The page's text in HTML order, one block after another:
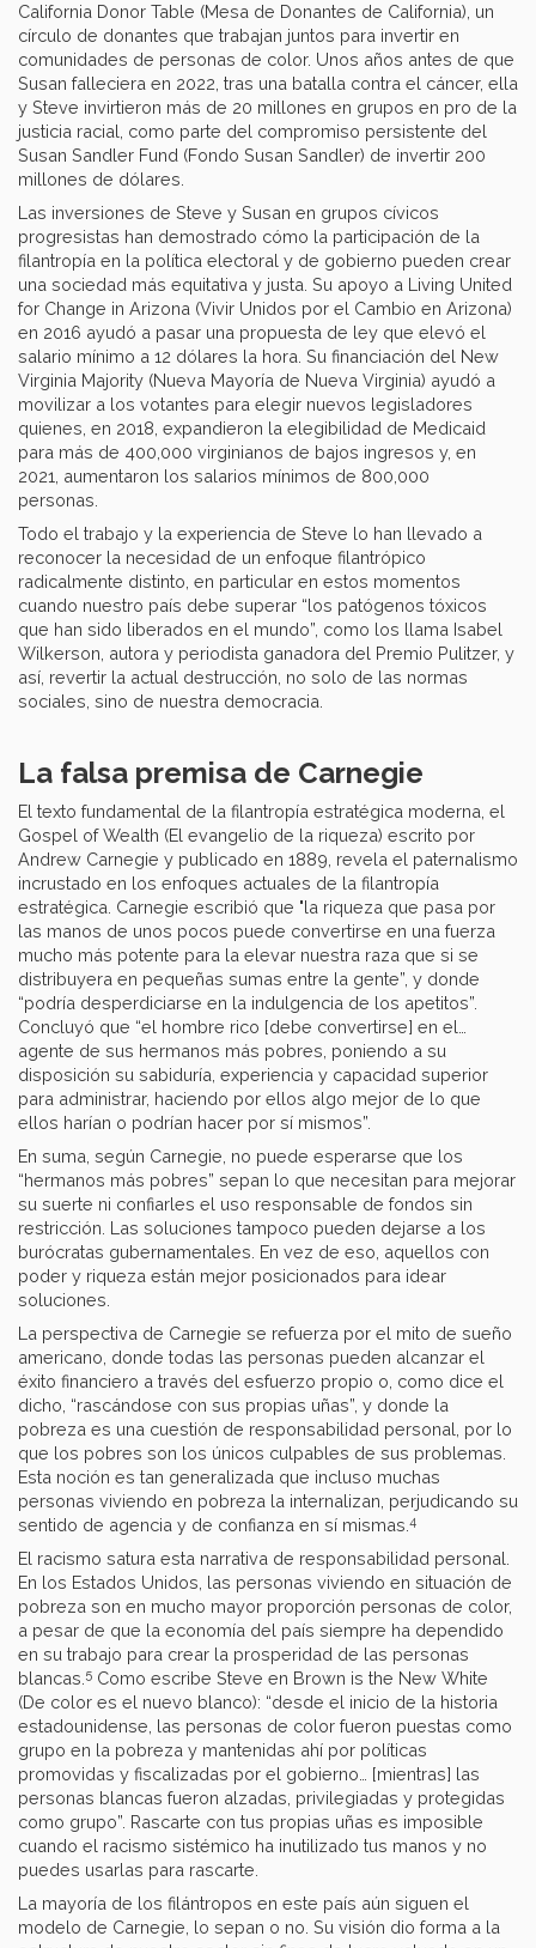
California Donor Table (Mesa de Donantes de California), un
círculo de donantes que trabajan juntos para invertir en
comunidades de personas de color. Unos años antes de que
Susan falleciera en 2022, tras una batalla contra el cáncer, ella
y Steve invirtieron más de 20 millones en grupos en pro de la
justicia racial, como parte del compromiso persistente del
Susan Sandler Fund (Fondo Susan Sandler) de invertir 200
millones de dólares.
Las inversiones de Steve y Susan en grupos cívicos
progresistas han demostrado cómo la participación de la
filantropía en la política electoral y de gobierno pueden crear
una sociedad más equitativa y justa. Su apoyo a Living United
for Change in Arizona (Vivir Unidos por el Cambio en Arizona)
en 2016 ayudó a pasar una propuesta de ley que elevó el
salario mínimo a 12 dólares la hora. Su financiación del New
Virginia Majority (Nueva Mayoría de Nueva Virginia) ayudó a
movilizar a los votantes para elegir nuevos legisladores
quienes, en 2018, expandieron la elegibilidad de Medicaid
para más de 400,000 virginianos de bajos ingresos y, en
2021, aumentaron los salarios mínimos de 800,000
personas.
Todo el trabajo y la experiencia de Steve lo han llevado a
reconocer la necesidad de un enfoque filantrópico
radicalmente distinto, en particular en estos momentos
cuando nuestro país debe superar “los patógenos tóxicos
que han sido liberados en el mundo”, como los llama Isabel
Wilkerson, autora y periodista ganadora del Premio Pulitzer, y
así, revertir la actual destrucción, no solo de las normas
sociales, sino de nuestra democracia.
La falsa premisa de Carnegie
El texto fundamental de la filantropía estratégica moderna, el
Gospel of Wealth (El evangelio de la riqueza) escrito por
Andrew Carnegie y publicado en 1889, revela el paternalismo
incrustado en los enfoques actuales de la filantropía
estratégica. Carnegie escribió que "la riqueza que pasa por
las manos de unos pocos puede convertirse en una fuerza
mucho más potente para la elevar nuestra raza que si se
distribuyera en pequeñas sumas entre la gente”, y donde
“podría desperdiciarse en la indulgencia de los apetitos”.
Concluyó que “el hombre rico [debe convertirse] en el…
agente de sus hermanos más pobres, poniendo a su
disposición su sabiduría, experiencia y capacidad superior
para administrar, haciendo por ellos algo mejor de lo que
ellos harían o podrían hacer por sí mismos”.
En suma, según Carnegie, no puede esperarse que los
“hermanos más pobres” sepan lo que necesitan para mejorar
su suerte ni confiarles el uso responsable de fondos sin
restricción. Las soluciones tampoco pueden dejarse a los
burócratas gubernamentales. En vez de eso, aquellos con
poder y riqueza están mejor posicionados para idear
soluciones.
La perspectiva de Carnegie se refuerza por el mito de sueño
americano, donde todas las personas pueden alcanzar el
éxito financiero a través del esfuerzo propio o, como dice el
dicho, “rascándose con sus propias uñas”, y donde la
pobreza es una cuestión de responsabilidad personal, por lo
que los pobres son los únicos culpables de sus problemas.
Esta noción es tan generalizada que incluso muchas
personas viviendo en pobreza la internalizan, perjudicando su
sentido de agencia y de confianza en sí mismas. 4
El racismo satura esta narrativa de responsabilidad personal.
En los Estados Unidos, las personas viviendo en situación de
pobreza son en mucho mayor proporción personas de color,
a pesar de que la economía del país siempre ha dependido
en su trabajo para crear la prosperidad de las personas
blancas. 5 Como escribe Steve en Brown is the New White
(De color es el nuevo blanco): “desde el inicio de la historia
estadounidense, las personas de color fueron puestas como
grupo en la pobreza y mantenidas ahí por políticas
promovidas y fiscalizadas por el gobierno… [mientras] las
personas blancas fueron alzadas, privilegiadas y protegidas
como grupo”. Rascarte con tus propias uñas es imposible
cuando el racismo sistémico ha inutilizado tus manos y no
puedes usarlas para rascarte.
La mayoría de los filántropos en este país aún siguen el
modelo de Carnegie, lo sepan o no. Su visión dio forma a la